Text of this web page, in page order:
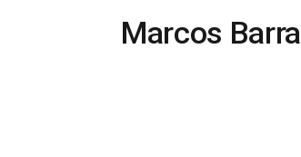
Marcos Barra